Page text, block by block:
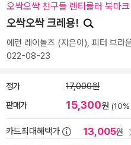
오싹오싹 친구들 렌티큘러 북마
오싹오싹 크레용!
에런 레이놀즈 (지은이), 피터 브라
022-08-23
정가 17,000원
판매가 15,300원 (10%
카드최대혜택가 13,005원